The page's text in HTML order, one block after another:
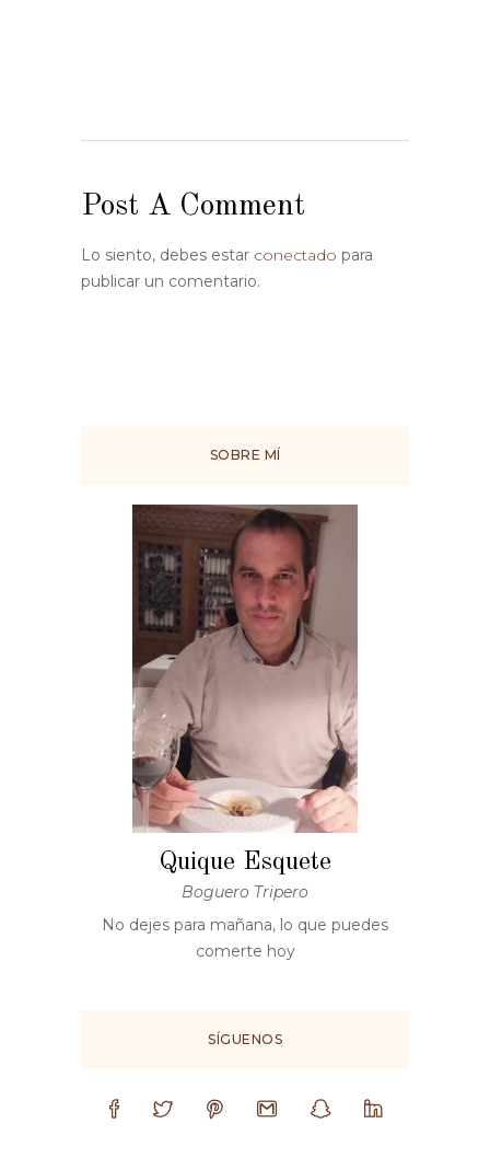
Post A Comment
Lo siento, debes estar conectado para
publicar un comentario.
SOBRE MÍ
Quique Esquete
Boguero Tripero
No dejes para mañana, lo que puedes
comerte hoy
SÍGUENOS